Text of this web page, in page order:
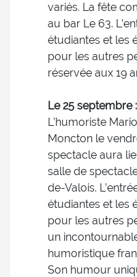
variés. La fête
au bar Le 63.
étudiantes et les
pour les autres
réservée aux 19
Le 25 septembre
L’humoriste
Moncton le
spectacle aura
salle de
de-Valois.
étudiantes et les
pour les autres
un
humoristique
Son humour